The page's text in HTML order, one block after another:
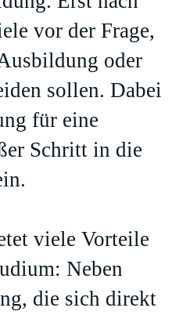
vor der Frage,
oder
sollen. Dabei
für eine
Schritt in die
viele Vorteile
Neben
die sich direkt